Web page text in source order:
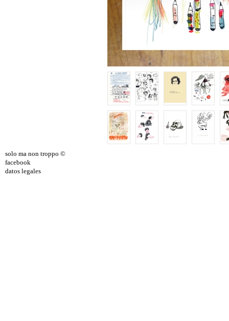
solo ma non troppo ©
facebook
datos legales